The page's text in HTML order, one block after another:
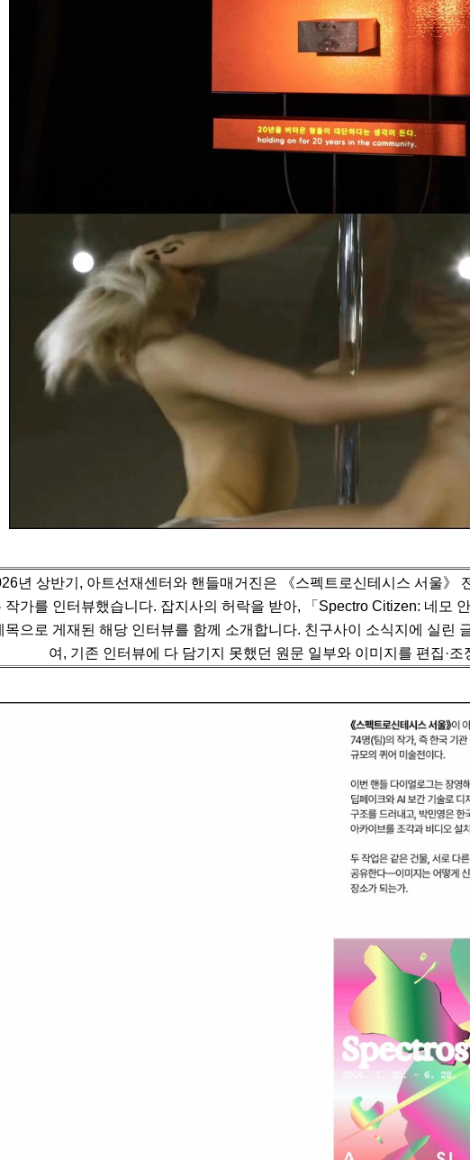
년 상반기, 아트선재센터와 핸들매거진은 《스펙트로신테시스 서울》
작가를 인터뷰했습니다. 잡지사의 허락을 받아, 「Spectro Citizen: 네모
목으로 게재된 해당 인터뷰를 함께 소개합니다. 친구사이 소식지에 실린
여, 기존 인터뷰에 다 담기지 못했던 원문 일부와 이미지를 편집·